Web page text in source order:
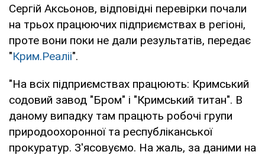
Сергій Аксьонов, відповідні перевірки почали
на трьох працюючих підприємствах в регіоні,
проте вони поки не дали результатів, передає
"Крим.Реаліі".
"На всіх підприємствах працюють: Кримський
содовий завод "Бром" і "Кримський титан". В
даному випадку там працють робочі групи
природоохоронної та республіканської
прокуратур. З'ясовуємо. На жаль, за даними на